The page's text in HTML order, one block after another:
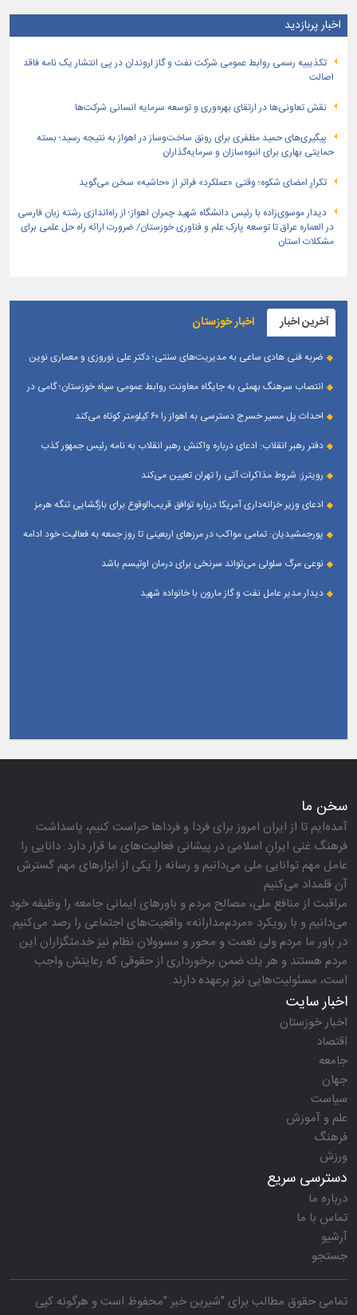
اخبار پربازدید
تكذیبیه رسمی روابط عمومی شركت نفت و گاز اروندان در پی انتشار یک نامه فاقد
اصالت
نقش تعاونی‌ها در ارتقای بهره‌وری و توسعه سرمایه انسانی شرکت‌ها
پیگیری‌های حمید مظفری برای رونق ساخت‌وساز در اهواز به نتیجه رسید؛ بسته
حمایتی بهاری برای انبوه‌سازان و سرمایه‌گذاران
تکرارِ امضای شکوه؛ وقتی «عملکرد» فراتر از «حاشیه» سخن می‌گوید
دیدار موسوی‌زاده با رئیس دانشگاه شهید چمران اهواز؛ از راه‌اندازی رشته زبان فارسی
در العماره عراق تا توسعه پارک علم و فناوری خوزستان/ ضرورت ارائه راه حل علمی برای
مشکلات استان
آخرین اخبار اخبار خوزستان
ضربه فنی هادی ساعی به مدیریت‌های سنتی؛ دکتر علی نوروزی و معماری نوین
انتصاب سرهنگ بهمئی به جایگاه معاونت روابط عمومی سپاه خوزستان؛ گامی در
احداث پل مسیر خسرج دسترسی به اهواز را ۶۰ کیلومتر کوتاه می‌کند
دفتر رهبر انقلاب: ادعای درباره واکنش رهبر انقلاب به نامه رئیس جمهور کذب
رویترز: شروط مذاکرات آتی را تهران تعیین می‌کند
ادعای وزیر خزانه‌داری آمریکا درباره توافق قریب‌الوقوع برای بازگشایی تنگه هرمز
پورجمشیدیان: تمامی مواکب در مرزهای اربعینی تا روز جمعه به فعالیت خود ادامه
نوعی مرگ سلولی می‌تواند سرنخی برای درمان اوتیسم باشد
دیدار مدیر عامل نفت و گاز مارون با خانواده شهید
سخن ما
آمده‌ایم تا از ایران امروز برای فردا و فرداها حراست كنیم، پاسداشت
فرهنگ غنی ایرانِ اسلامی در پیشانی فعالیت‌های ما قرار دارد. دانایی را
عامل مهم توانایی ملی می‌دانیم و رسانه را یكی از ابزارهای مهم گسترش
آن قلمداد می‌كنیم.
مراقبت از منافع ملی، مصالح مردم و باورهای ایمانی جامعه را وظیفه خود
می‌دانیم و با رویكرد «مردم‌مدارانه‌» واقعیت‌های اجتماعی را رصد می‌كنیم.
در باور ما مردم ولی نعمت و محور و مسوولان نظام نیز خدمتگزاران این
مردم هستند و هر یك ضمن برخورداری از حقوقی كه رعایتش واجب
است، مسئولیت‌هایی نیز برعهده دارند.
اخبار سایت
اخبار خوزستان
اقتصاد
جامعه
جهان
سیاست
علم و آموزش
فرهنگ
ورزش
دسترسی سریع
درباره ما
تماس با ما
آرشیو
جستجو
تمامی حقوق مطالب برای "شیرین خبر"محفوظ است و هرگونه کپی